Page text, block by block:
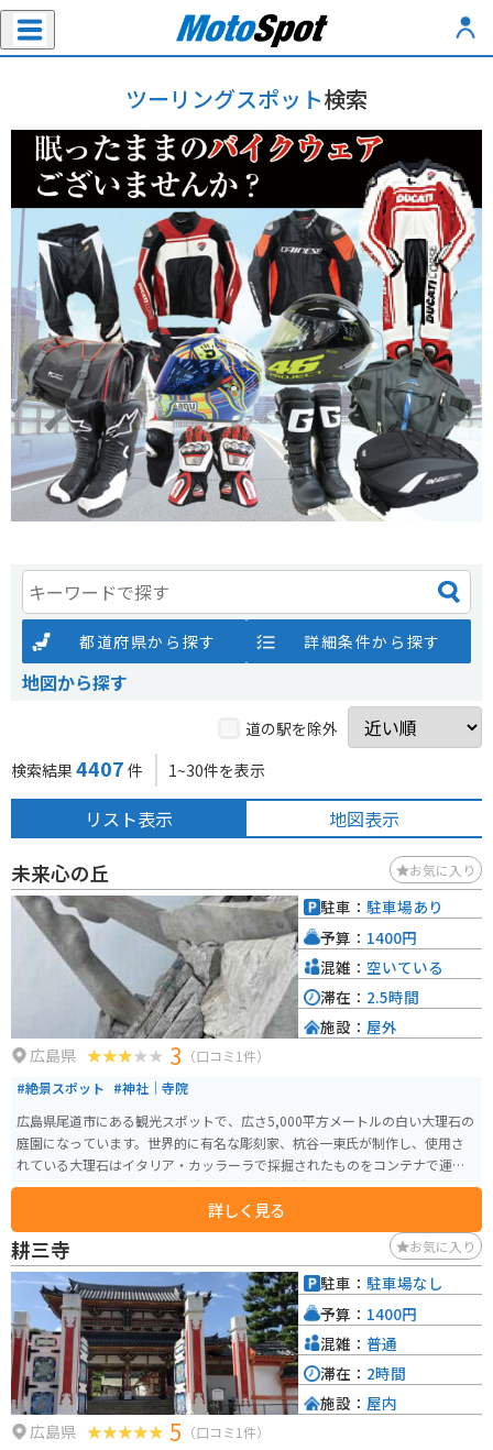
ツーリングスポット検索
都道府県から探す 詳細条件から探す
地図から探す
道の駅を除外
検索結果 4407 件 1~30件を表示
リスト表示 地図表示
未来心の丘 お気に入り
広島県 3 （口コミ1件）
#絶景スポット #神社｜寺院
広島県尾道市にある観光スポットで、広さ5,000平方メートルの白い大理石の
庭園になっています。世界的に有名な彫刻家、杭谷一東氏が制作し、使用さ
れている大理石はイタリア・カッラーラで採掘されたものをコンテナで運び
入れました。 この庭園は耕三寺博物館の芸術活動の一環として制作され、
様々な形や大きさのモニュメントが点在しています。杭谷氏は、大理石と自
然との調和をテーマに制作を行い、自然と一体感を感じさせる空間になって
います。 庭園内にはカフェもあり、杭谷氏デザインのインテリアを楽しみな
がらドリンクを味わえます。SNS映えするスポットとしても注目されていま
す。周りを見渡せばきれいな景色も見ることのできる場所です。フォトスポッ
トにも人気で女性の方やカップル、写真を撮ることが好きな方にはぴったり
です。
詳しく見る
駐車： 駐車場あり
予算： 1400円
混雑： 空いている
滞在： 2.5時間
施設： 屋外
耕三寺 お気に入り
広島県 5 （口コミ1件）
駐車： 駐車場なし
予算： 1400円
混雑： 普通
滞在： 2時間
施設： 屋内